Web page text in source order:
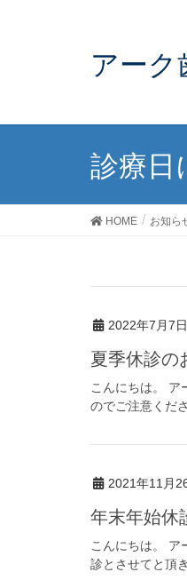
アーク
診療日
HOME お知ら
2022年7月7日
夏季休診の
こんにちは。
のでご注意くだ
2021年11月
年末年始休
こんにちは。
診とさせてと頂